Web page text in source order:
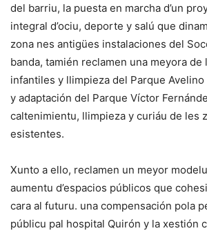
del barriu, la puesta en marcha d’un
integral d’ociu, deporte y salú que
zona nes antigües instalaciones del
banda, tamién reclamen una meyora de
infantiles y llimpieza del Parque
y adaptación del Parque Víctor
caltenimientu, llimpieza y curiáu de les
esistentes.
Xunto a ello, reclamen un meyor
aumentu d’espacios públicos que
cara al futuru. una compensación pola
públicu pal hospital Quirón y la xestión